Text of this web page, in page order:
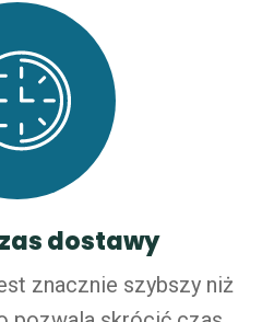
dostawy
znacznie szybszy niż